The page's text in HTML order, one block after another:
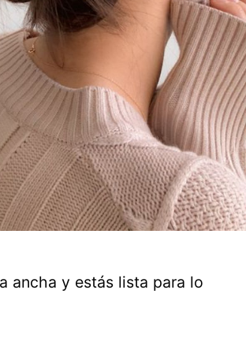
ancha y estás lista para lo